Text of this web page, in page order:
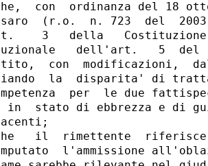
con  ordinanza del 18
(r.o.  n. 723  del
3   della
dell'art.   5  del
con  modificazioni,
la  disparita' di
per  le due
in  stato di ebbrezza e di
il  rimettente
l'ammissione